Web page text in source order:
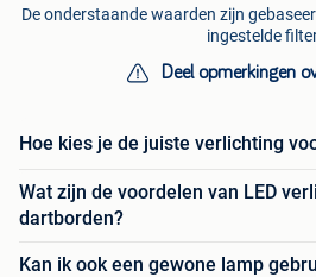
De onderstaande waarden zijn
ingestelde
Deel opmerkingen
Hoe kies je de juiste verlichting
Wat zijn de voordelen van LED
dartborden?
Kan ik ook een gewone lamp